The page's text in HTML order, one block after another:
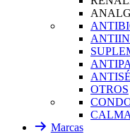
OTROS
Marcas